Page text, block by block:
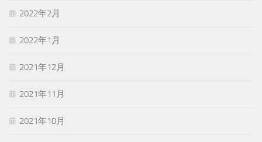
2022年2月
2022年1月
2021年12月
2021年11月
2021年10月